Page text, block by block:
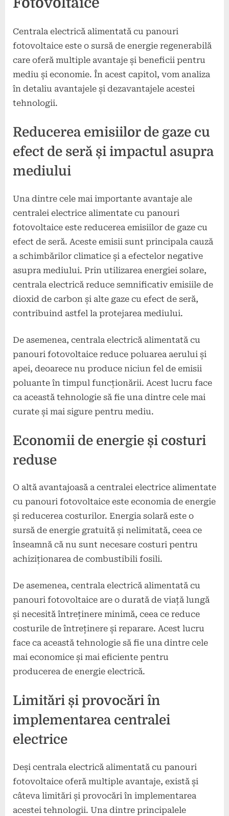
Centrala electrică alimentată cu panouri
fotovoltaice este o sursă de energie regenerabilă
care oferă multiple avantaje și beneficii pentru
mediu și economie. În acest capitol, vom analiza
în detaliu avantajele și dezavantajele acestei
tehnologii.
Reducerea emisiilor de gaze cu
efect de seră și impactul asupra
mediului
Una dintre cele mai importante avantaje ale
centralei electrice alimentate cu panouri
fotovoltaice este reducerea emisiilor de gaze cu
efect de seră. Aceste emisii sunt principala cauză
a schimbărilor climatice și a efectelor negative
asupra mediului. Prin utilizarea energiei solare,
centrala electrică reduce semnificativ emisiile de
dioxid de carbon și alte gaze cu efect de seră,
contribuind astfel la protejarea mediului.
De asemenea, centrala electrică alimentată cu
panouri fotovoltaice reduce poluarea aerului și
apei, deoarece nu produce niciun fel de emisii
poluante în timpul funcționării. Acest lucru face
ca această tehnologie să fie una dintre cele mai
curate și mai sigure pentru mediu.
Economii de energie și costuri
reduse
O altă avantajoasă a centralei electrice alimentate
cu panouri fotovoltaice este economia de energie
și reducerea costurilor. Energia solară este o
sursă de energie gratuită și nelimitată, ceea ce
înseamnă că nu sunt necesare costuri pentru
achiziționarea de combustibili fosili.
De asemenea, centrala electrică alimentată cu
panouri fotovoltaice are o durată de viață lungă
și necesită întreținere minimă, ceea ce reduce
costurile de întreținere și reparare. Acest lucru
face ca această tehnologie să fie una dintre cele
mai economice și mai eficiente pentru
producerea de energie electrică.
Limitări și provocări în
implementarea centralei
electrice
Deși centrala electrică alimentată cu panouri
fotovoltaice oferă multiple avantaje, există și
câteva limitări și provocări în implementarea
acestei tehnologii. Una dintre principalele